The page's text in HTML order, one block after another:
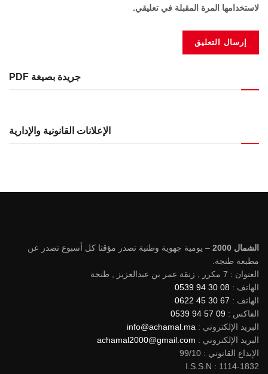
لاستخدامها المرة المقبلة في تعليقي.
جريدة بصيغة PDF
الإعلانات القانونية والإدارية
الشمال 2000
– يومية جهوية وطنية تصدر مؤقتا كل أسبوع تصدر عن
مطبعة طنجة.
العنوان : 7 مكرر , زنقة عمر بن عبدالعزيز , طنجة
الهاتف : 08 30 94 0539
الهاتف : 67 30 45 0622
الفاكس : 09 57 94 0539
البريد الإلكتروني : info@achamal.ma
البريد الإلكتروني : achamal2000@gmail.com
الإيداع القانوني : 99/10
I.S.S.N : 1114-1832